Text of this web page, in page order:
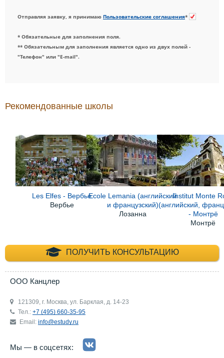
Отправляя заявку, я принимаю Пользовательские соглашения*
* Обязательные для заполнения поля.
** Обязательным для заполнения является одно из двух полей -
"Телефон" или "E-mail".
Рекомендованные школы
Les Elfes - Вербье
Вербье
Ecole Lemania (английский
и французский)
Лозанна
Institut Monte
(английский,
- Монтрё
Монтрё
ПОЛУЧИТЬ КОНСУЛЬТАЦИЮ
+7 (495) 660-35-
ООО Канцлер
121309, г. Москва, ул. Барклая, д. 14-23
Тел.: +7 (495) 660-35-95
Email: info@estudy.ru
Мы — в соцсетях: